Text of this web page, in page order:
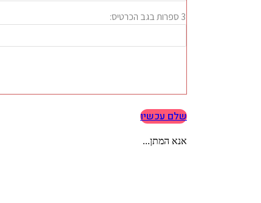
שלם עכשיו
אנא המתן...